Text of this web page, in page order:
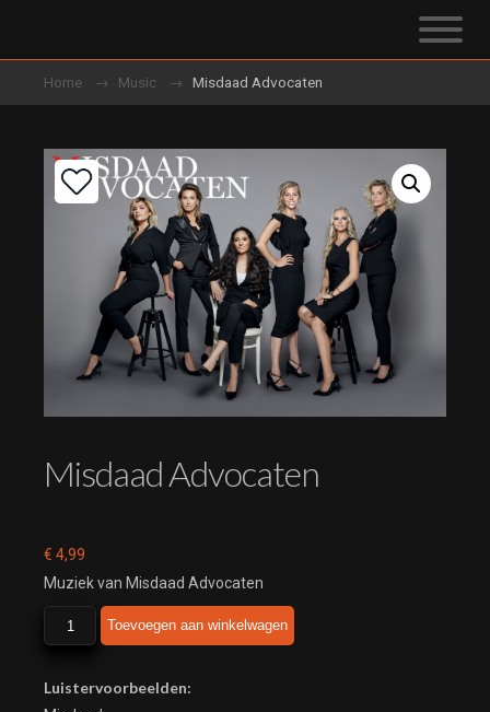
Home Music Misdaad Advocaten
Misdaad Advocaten
€ 4,99
Muziek van Misdaad Advocaten
Misdaad
Advocaten
Toevoegen aan winkelwagen
Luistervoorbeelden: